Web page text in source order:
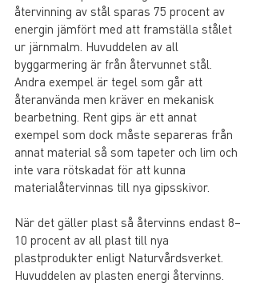
återvinning av stål sparas 75 procent av
energin jämfört med att framställa stålet
ur järnmalm. Huvuddelen av all
byggarmering är från återvunnet stål.
Andra exempel är tegel som går att
återanvända men kräver en mekanisk
bearbetning. Rent gips är ett annat
exempel som dock måste separeras från
annat material så som tapeter och lim och
inte vara rötskadat för att kunna
materialåtervinnas till nya gipsskivor.
När det gäller plast så återvinns endast 8–
10 procent av all plast till nya
plastprodukter enligt Naturvårdsverket.
Huvuddelen av plasten energi återvinns.